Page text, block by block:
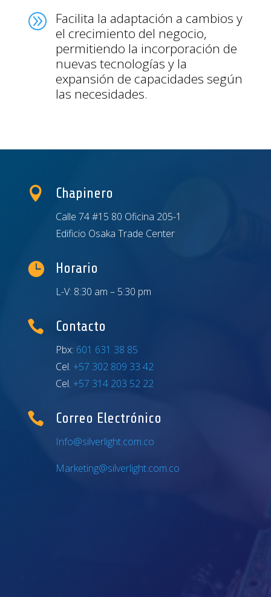
A Facilita la adaptación a cambios y
el crecimiento del negocio,
permitiendo la incorporación de
nuevas tecnologías y la
expansión de capacidades según
las necesidades.
 Chapinero
Calle 74 #15 80 Oficina 205-1
Edificio Osaka Trade Center
 Horario
L-V: 8:30 am – 5:30 pm
 Contacto
Pbx: 601 631 38 85
Cel. +57 302 809 33 42
Cel. +57 314 203 52 22
 Correo Electrónico
Info@silverlight.com.co
Marketing@silverlight.com.co